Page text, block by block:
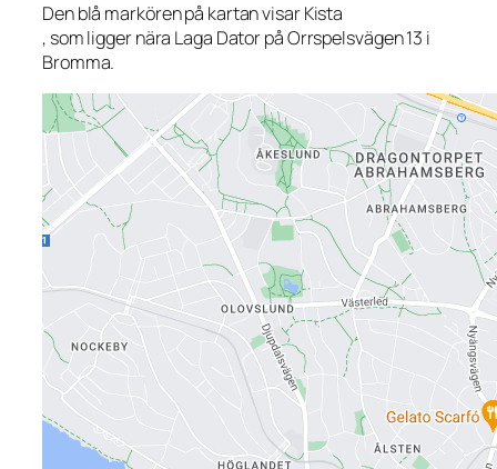
Den blå markören på kartan visar Kista
, som ligger nära Laga Dator på Orrspelsvägen 13 i
Bromma.